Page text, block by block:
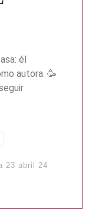
él
autora. 🥳
23 abril 24